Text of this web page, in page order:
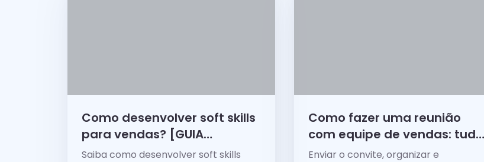
Como desenvolver soft skills
para vendas? [GUIA
DEFINITIVO]
Saiba como desenvolver soft skills
Como fazer uma reunião
com equipe de vendas: tudo
o que você precisa saber
Enviar o convite, organizar e